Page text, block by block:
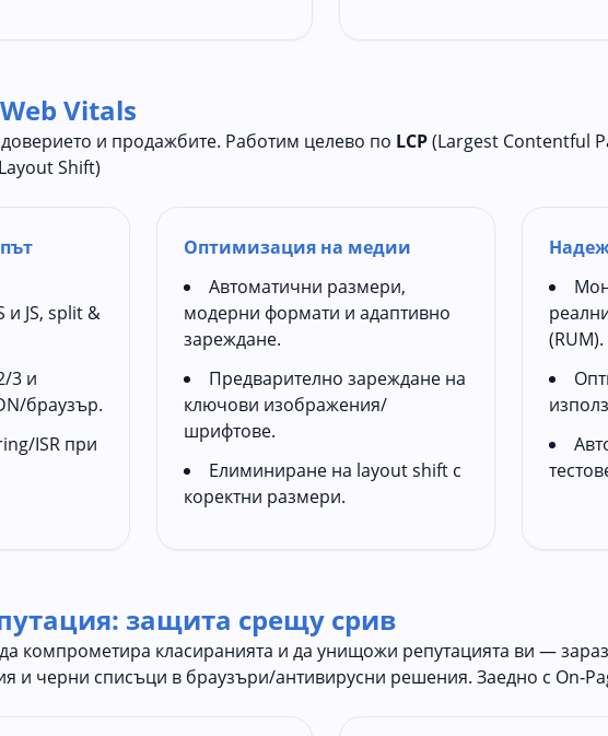
Vitals
и продажбите. Работим целево по LCP(Largest Contentful
Shift)
и JS, split &
3 и
браузър.
ISR при
Оптимизация на медии
Автоматични размери,
модерни формати и адаптивно
зареждане.
Предварително зареждане на
ключови изображения/
шрифтове.
Елиминиране на layout shift с
коректни размери.
(RUM).
защита срещу срив
компрометира класиранията и да унищожи репутацията ви —
и черни списъци в браузъри/антивирусни решения. Заедно с